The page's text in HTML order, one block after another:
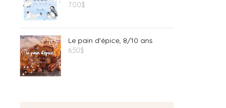
7.00$
Le pain d'épice, 8/10 ans
6.50$